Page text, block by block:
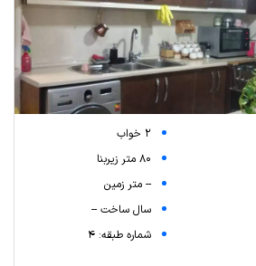
2 خواب
80 متر زیربنا
-- متر زمین
سال ساخت --
شماره طبقه: 4